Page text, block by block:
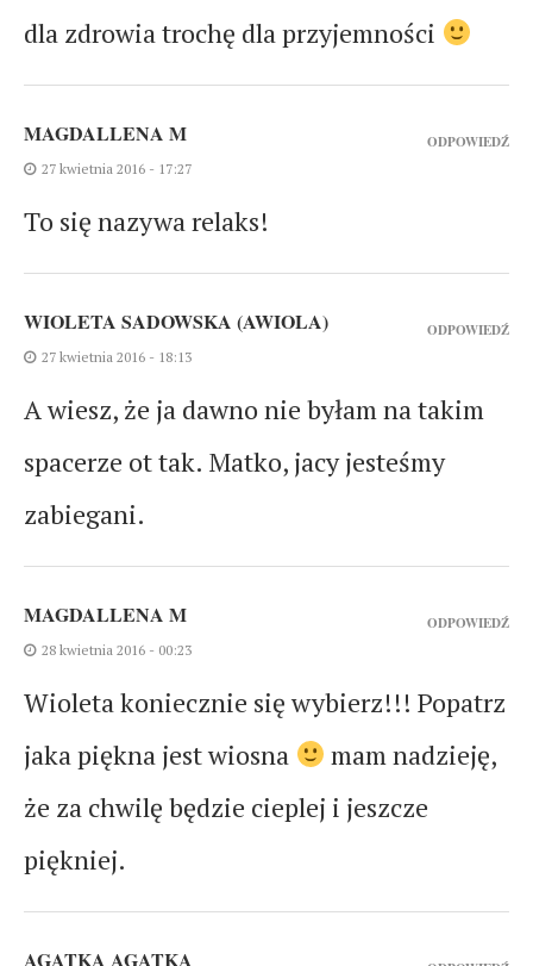
dla zdrowia trochę dla przyjemności
MAGDALLENA M
27 kwietnia 2016 - 17:27
To się nazywa relaks!
ODPOWIEDŹ
WIOLETA SADOWSKA (AWIOLA)
27 kwietnia 2016 - 18:13
A wiesz, że ja dawno nie byłam na takim
spacerze ot tak. Matko, jacy jesteśmy
zabiegani.
ODPOWIEDŹ
MAGDALLENA M
28 kwietnia 2016 - 00:23
Wioleta koniecznie się wybierz!!! Popatrz
jaka piękna jest wiosna
mam nadzieję,
że za chwilę będzie cieplej i jeszcze
piękniej.
ODPOWIEDŹ
AGATKA AGATKA